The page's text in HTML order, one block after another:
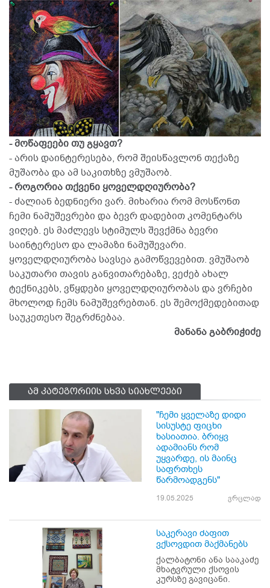
- მოწაფეები თუ გყავთ?
- არის დაინტერესება, რომ შეისწავლონ თექაზე
მუშაობა და ამ საკითხზე ვმუშაობ.
- როგორია თქვენი ყოველდღიურობა?
- ძალიან ბედნიერი ვარ. მიხარია რომ მოსწონთ
ჩემი ნამუშევრები და ბევრ დადებით კომენტარს
ვიღებ. ეს მაძლევს სტიმულს შევქმნა ბევრი
საინტერესო და ლამაზი ნამუშევარი.
ყოველდღიურობა სავსეა გამოწვევებით. ვმუშაობ
საკუთარი თავის განვითარებაზე, ვეძებ ახალ
ტექნიკებს, ვწყდები ყოველდღიურობას და ვრჩები
მხოლოდ ჩემს ნამუშევრებთან. ეს შემოქმედებითად
საუკეთესო შეგრძნებაა.
მანანა გაბრიჭიძე
ამ კატეგორიის სხვა სიახლეები
"ჩემი ყველაზე დიდი
სისუსტე ფიცხი
ხასიათია. ბრიყვ
ადამიანს რომ
უყვარდე, ის მაინც
საფრთხეს
წარმოადგენს"
19.05.2025 ვრცლად
საკერავი ძაფით
ვქსოვდით მაქმანებს
ქალბატონი ანა სააკაძე
მხატვრული ქსოვის
კურსზე გავიცანი.